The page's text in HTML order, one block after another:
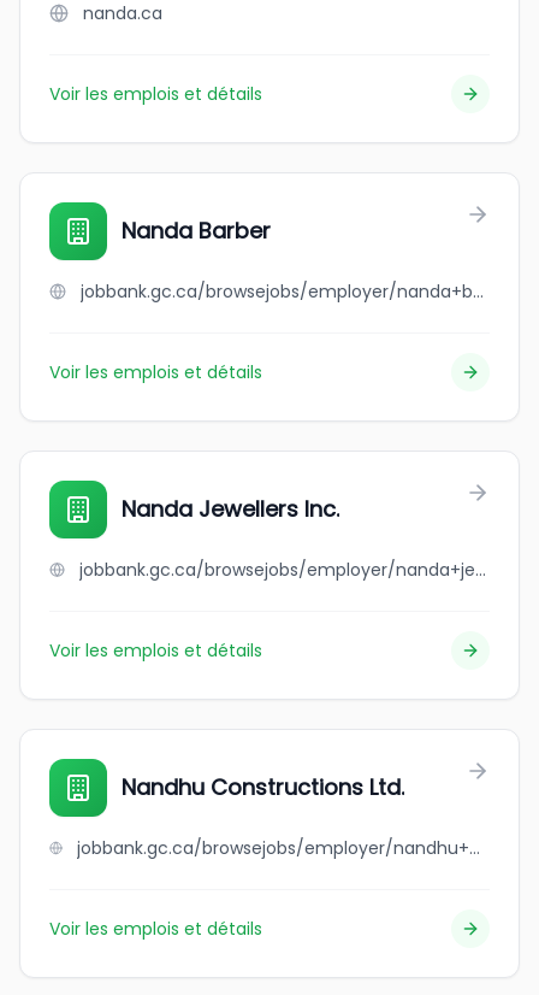
nanda.ca
Voir les emplois et détails
Nanda Barber
jobbank.gc.ca/browsejobs/employer/nanda+barber/ca
Voir les emplois et détails
Nanda Jewellers Inc.
jobbank.gc.ca/browsejobs/employer/nanda+jewellers+inc./ca
Voir les emplois et détails
Nandhu Constructions Ltd.
jobbank.gc.ca/browsejobs/employer/nandhu+constructions+ltd./ca
Voir les emplois et détails